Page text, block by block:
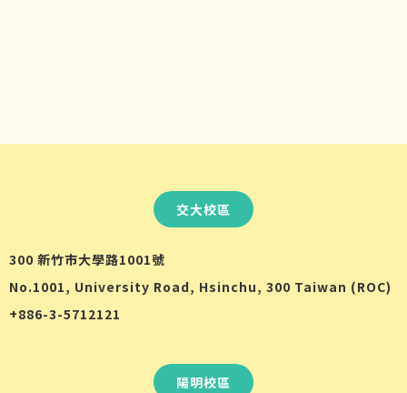
交大校區
300 新竹市大學路1001號
No.1001, University Road, Hsinchu, 300 Taiwan (ROC)
+886-3-5712121
陽明校區